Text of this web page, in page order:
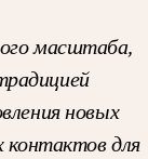
масштаба,
новых
контактов для